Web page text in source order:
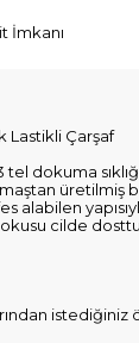
İmkanı
Lastikli Çarşaf
dokuma
üretilmiş
alabilen
cilde
istediğiniz